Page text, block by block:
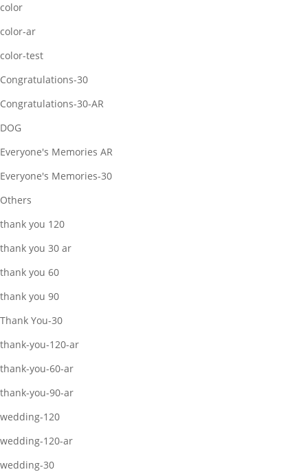
color
color-ar
color-test
Congratulations-30
Congratulations-30-AR
DOG
Everyone's Memories AR
Everyone's Memories-30
Others
thank you 120
thank you 30 ar
thank you 60
thank you 90
Thank You-30
thank-you-120-ar
thank-you-60-ar
thank-you-90-ar
wedding-120
wedding-120-ar
wedding-30